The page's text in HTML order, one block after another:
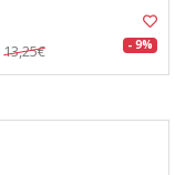
13,25€ - 9%